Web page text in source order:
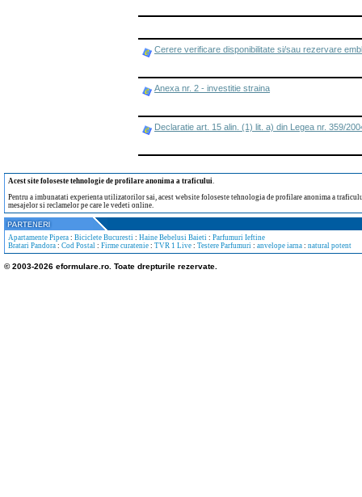
Cerere verificare disponibilitate si/sau rezervare
Anexa nr. 2 - investitie straina
Declaratie art. 15 alin. (1) lit. a) din Legea nr. 359/
Acest site foloseste tehnologie de profilare anonima a traficului.
Pentru a imbunatati experienta utilizatorilor sai, acest website foloseste tehnologia de profilare anonima a
mesajelor si reclamelor pe care le vedeti online.
Apartamente Pipera : Biciclete Bucuresti : Haine Bebelusi Baieti : Parfumuri Ieftine
Bratari Pandora : Cod Postal : Firme curatenie : TVR 1 Live : Testere Parfumuri : anvelope iarna : natural potent
© 2003-2026 eformulare.ro. Toate drepturile rezervate.